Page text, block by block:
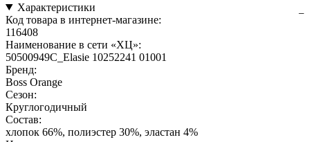
Характеристики
Код товара в интернет-магазине:
116408
Наименование в сети «ХЦ»:
50500949C_Elasie 10252241 01001
Бренд:
Boss Orange
Сезон:
Круглогодичный
Состав:
хлопок 66%, полиэстер 30%, эластан 4%